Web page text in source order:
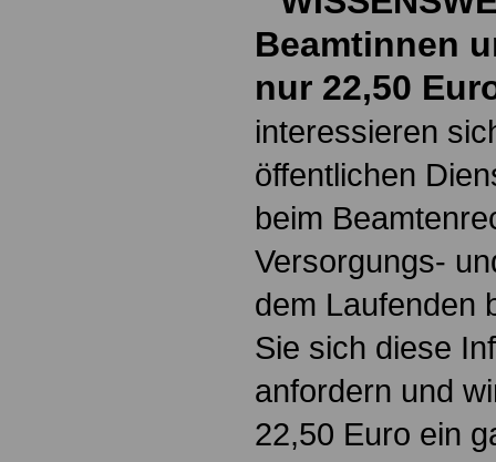
Beamtinnen
nur 22,50
interessieren
öffentlichen
beim
Versorgungs-
dem Laufenden
Sie sich diese
anfordern und
22,50 Euro ein